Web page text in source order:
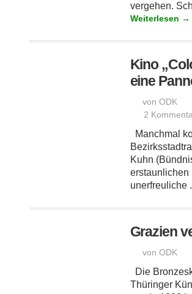
vergehen.
Weiterlesen →
Kino
eine
von ODK
2
Manchmal
Kuhn
erstaunlichen
unerfreuliche
Grazien
von ODK
Die
Thüringer